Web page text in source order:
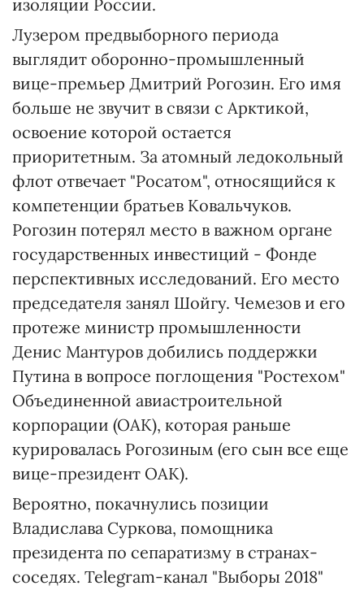
изоляции России.
Лузером предвыборного периода
выглядит оборонно-промышленный
вице-премьер Дмитрий Рогозин. Его имя
больше не звучит в связи с Арктикой,
освоение которой остается
приоритетным. За атомный ледокольный
флот отвечает "Росатом", относящийся к
компетенции братьев Ковальчуков.
Рогозин потерял место в важном органе
государственных инвестиций - Фонде
перспективных исследований. Его место
председателя занял Шойгу. Чемезов и его
протеже министр промышленности
Денис Мантуров добились поддержки
Путина в вопросе поглощения "Ростехом"
Объединенной авиастроительной
корпорации (ОАК), которая раньше
курировалась Рогозиным (его сын все еще
вице-президент ОАК).
Вероятно, покачнулись позиции
Владислава Суркова, помощника
президента по сепаратизму в странах-
соседях. Telegram-канал "Выборы 2018"